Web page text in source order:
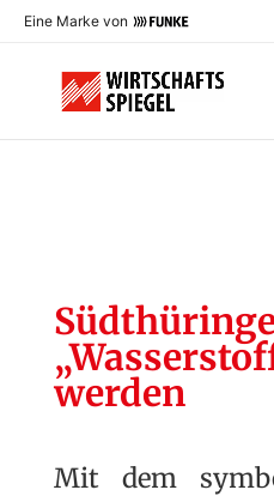
Eine Marke von
werden
Mit dem